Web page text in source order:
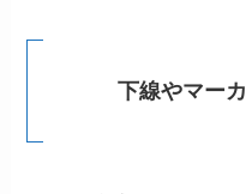
下線やマー